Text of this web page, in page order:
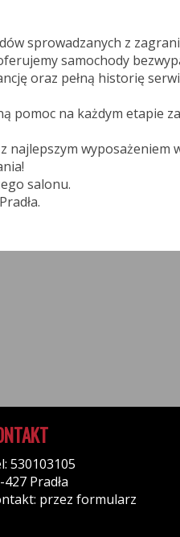
sprowadzanych z
samochody
oraz pełną historię
pomoc na każdym etapie
najlepszym wyposażeniem
salonu.
530103105
427 Pradła
przez formularz